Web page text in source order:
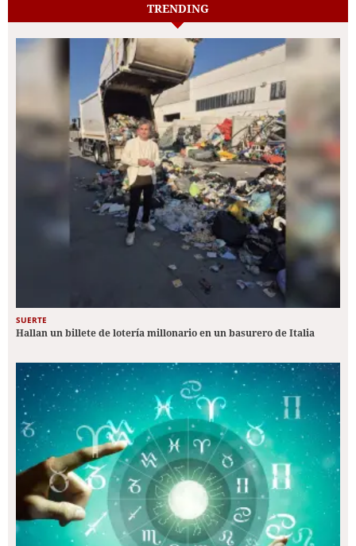
TRENDING
SUERTE
Hallan un billete de lotería millonario en un basurero de Italia